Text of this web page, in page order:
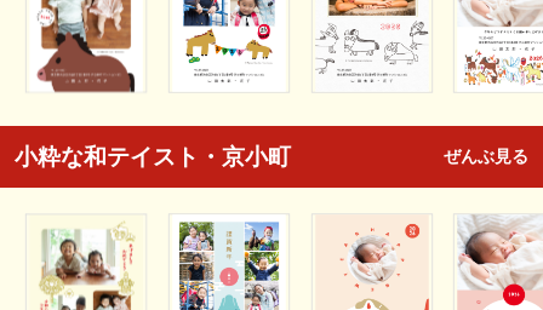
小粋な和テイスト・京小町 ぜんぶ見る